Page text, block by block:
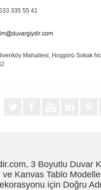
335 55 41
Mahallesi, Hoşgörü Sokak
3 Boyutlu Duvar
ve Kanvas Tablo
için Doğru